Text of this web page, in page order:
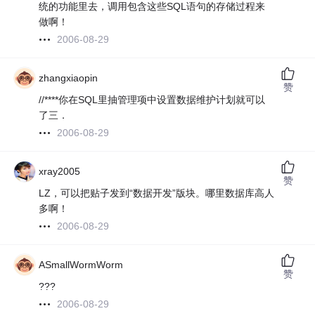
统的功能里去，调用包含这些SQL语句的存储过程来
做啊！
2006-08-29
zhangxiaopin
//****你在SQL里抽管理项中设置数据维护计划就可以
了三．
2006-08-29
赞
xray2005
LZ，可以把贴子发到“数据开发”版块。哪里数据库高人
多啊！
2006-08-29
赞
ASmallWormWorm
???
2006-08-29
赞